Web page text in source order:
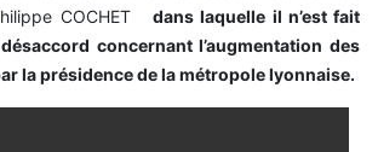
COCHETdans laquelle il n’est fait
concernant l’augmentation des
la présidence de la métropole lyonnaise.